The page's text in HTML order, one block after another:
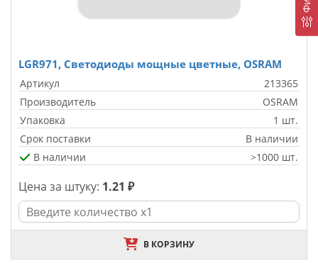
LGR971, Светодиоды мощные цветные, OSRAM
Артикул
213365
Производитель
OSRAM
Упаковка
1 шт.
Срок поставки
В наличии
В наличии
>1000 шт.
Цена за штуку: 1.21 ₽
В КОРЗИНУ